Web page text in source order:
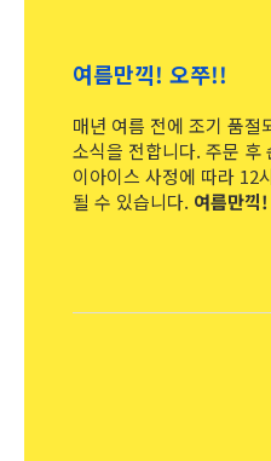
여름만끽! 오쭈!!
매년 여름 전에 조기 품
소식을 전합니다. 주문 후
이아이스 사정에 따라 12
될 수 있습니다. 여름만